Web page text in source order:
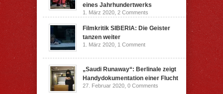
eines Jahrhundertwerks
1. März 2020, 2 Comments
Filmkritik SIBERIA: Die Geister
tanzen weiter
1. März 2020, 1 Comment
„Saudi Runaway“: Berlinale zeigt
Handydokumentation einer Flucht
27. Februar 2020, 0 Comments